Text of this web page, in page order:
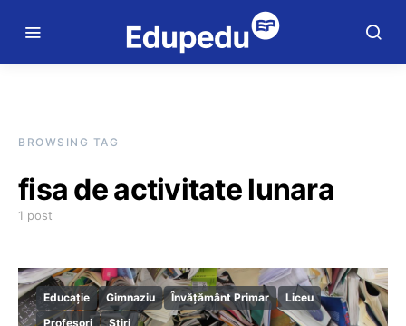
BROWSING TAG
fisa de activitate lunara
1 post
Educație Gimnaziu Învățământ Primar
Liceu
Profesori
Știri